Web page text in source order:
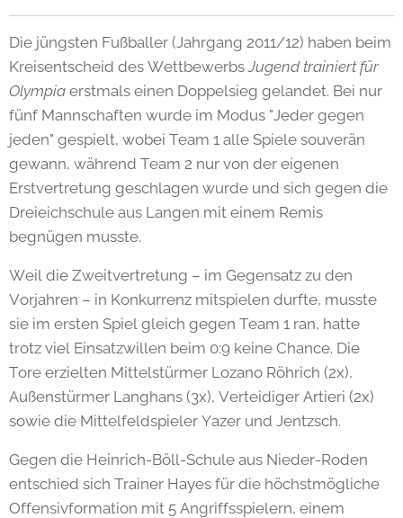
Die jüngsten Fußballer (Jahrgang 2011/12) haben beim
Kreisentscheid des WettbewerbsJugend trainiert für
Olympia erstmals einen Doppelsieg gelandet. Bei nur
fünf Mannschaften wurde im Modus "Jeder gegen
jeden" gespielt, wobei Team 1 alle Spiele souverän
gewann, während Team 2 nur von der eigenen
Erstvertretung geschlagen wurde und sich gegen die
Dreieichschule aus Langen mit einem Remis
begnügen musste.
Weil die Zweitvertretung – im Gegensatz zu den
Vorjahren – in Konkurrenz mitspielen durfte, musste
sie im ersten Spiel gleich gegen Team 1 ran, hatte
trotz viel Einsatzwillen beim 0:9 keine Chance. Die
Tore erzielten Mittelstürmer Lozano Röhrich (2x),
Außenstürmer Langhans (3x), Verteidiger Artieri (2x)
sowie die Mittelfeldspieler Yazer und Jentzsch.
Gegen die Heinrich-Böll-Schule aus Nieder-Roden
entschied sich Trainer Hayes für die höchstmögliche
Offensivformation mit 5 Angriffsspielern, einem